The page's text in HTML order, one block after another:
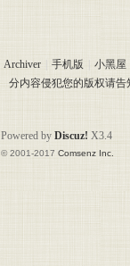
Archiver 手机版 小黑屋
分内容侵犯您的版权请
Powered by Discuz! X3.4
© 2001-2017 Comsenz Inc.